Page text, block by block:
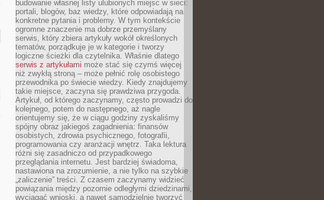
budowanie własnej listy ulubionych miejsc w sieci:
portali, blogów, baz wiedzy, które odpowiadają na
konkretne pytania i problemy. W tym kontekście
ogromne znaczenie ma dobrze przemyślany
serwis, który zbiera artykuły wokół określonych
tematów, porządkuje je w kategorie i tworzy
logiczne ścieżki dla czytelnika. Właśnie dlatego
serwis z artykułami może stać się czymś więcej
niż zwykłą stroną – może pełnić rolę osobistego
przewodnika po świecie wiedzy. Kiedy znajdujemy
takie miejsce, zaczyna się prawdziwa przygoda.
Artykuł, od którego zaczynamy, często prowadzi do
kolejnego, potem do następnego, aż nagle
orientujemy się, że w ciągu godziny zyskaliśmy
spójny obraz jakiegoś zagadnienia: finansów
osobistych, zdrowia psychicznego, fotografii,
programowania czy aranżacji wnętrz. Taka lektura
różni się zasadniczo od przypadkowego
przeglądania internetu. Jest bardziej świadoma,
nastawiona na zrozumienie, a nie tylko na szybkie
„zaliczenie” treści. Z czasem zaczynamy widzieć
powiązania między pozornie odległymi dziedzinami,
wyciągać wnioski, a nawet samodzielnie tworzyć